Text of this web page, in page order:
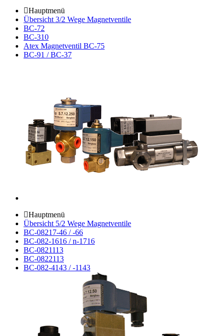
Hauptmenü
Übersicht 3/2 Wege Magnetventile
BC-72
BC-310
Atex Magnetventil BC-75
BC-91 / BC-37
Hauptmenü
Übersicht 5/2 Wege Magnetventile
BC-08217-46 / -66
BC-082-1616 / n-1716
BC-0821113
BC-0822113
BC-082-4143 / -1143